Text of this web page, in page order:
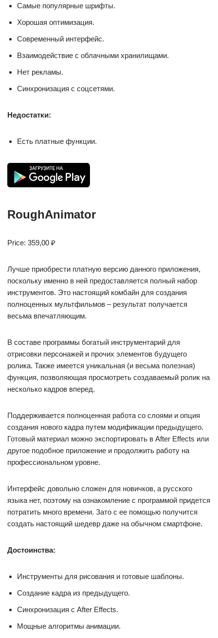
Самые популярные шрифты.
Хорошая оптимизация.
Современный интерфейс.
Взаимодействие с облачными хранилищами.
Нет рекламы.
Синхронизация с соцсетями.
Недостатки:
Есть платные функции.
RoughAnimator
Price: 359,00 ₽
Лучше приобрести платную версию данного приложения,
поскольку именно в ней предоставляется полный набор
инструментов. Это настоящий комбайн для создания
полноценных мультфильмов – результат получается
весьма впечатляющим.
В составе программы богатый инструментарий для
отрисовки персонажей и прочих элементов будущего
ролика. Также имеется уникальная (и весьма полезная)
функция, позволяющая просмотреть создаваемый ролик на
несколько кадров вперед.
Поддерживается полноценная работа со слоями и опция
создания нового кадра путем модификации предыдущего.
Готовый материал можно экспортировать в After Effects или
другое подобное приложение и продолжить работу на
профессиональном уровне.
Интерфейс довольно сложен для новичков, а русского
языка нет, поэтому на ознакомление с программой придется
потратить много времени. Зато с ее помощью получится
создать настоящий шедевр даже на обычном смартфоне.
Достоинства:
Инструменты для рисования и готовые шаблоны.
Создание кадра из предыдущего.
Синхронизация с After Effects.
Мощные алгоритмы анимации.